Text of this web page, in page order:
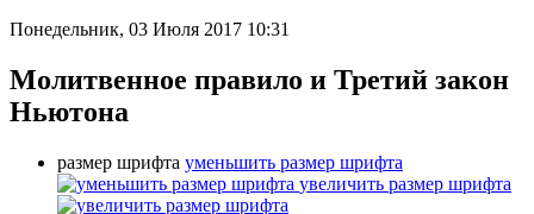
Понедельник, 03 Июля 2017 10:31
Молитвенное правило и Третий закон
Ньютона
размер шрифта уменьшить размер шрифта
увеличить размер шрифта